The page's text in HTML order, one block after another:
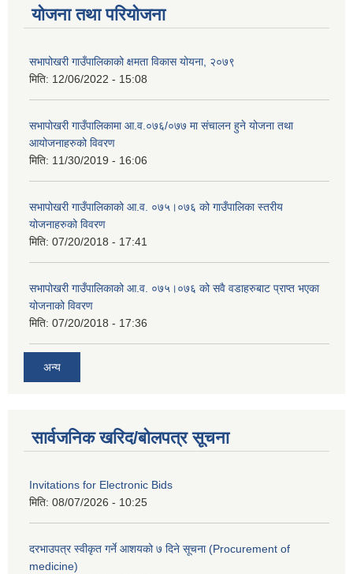
योजना तथा परियोजना
सभापोखरी गाउँपालिकाको क्षमता विकास योयना, २०७९
मिति: 12/06/2022 - 15:08
सभापोखरी गाउँपालिकामा आ.व.०७६/०७७ मा संचालन हुने योजना तथा
आयोजनाहरुको विवरण
मिति: 11/30/2019 - 16:06
सभापोखरी गाउँपालिकाको आ.व. ०७५।०७६ को गाउँपालिका स्तरीय
योजनाहरुको विवरण
मिति: 07/20/2018 - 17:41
सभापोखरी गाउँपालिकाको आ.व. ०७५।०७६ को सवै वडाहरुबाट प्राप्त भएका
योजनाको विवरण
मिति: 07/20/2018 - 17:36
अन्य
सार्वजनिक खरिद/बोलपत्र सूचना
Invitations for Electronic Bids
मिति: 08/07/2026 - 10:25
दरभाउपत्र स्वीकृत गर्ने आशयको ७ दिने सूचना (Procurement of
medicine)